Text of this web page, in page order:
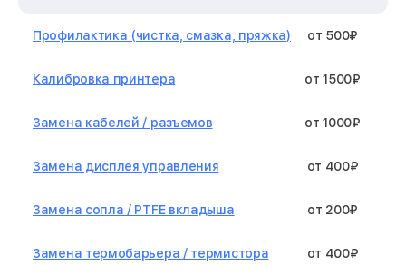
Профилактика (чистка, смазка, пряжка) от 500₽
Калибровка принтера от 1500₽
Замена кабелей / разъемов от 1000₽
Замена дисплея управления от 400₽
Замена сопла / PTFE вкладыша от 200₽
Замена термобарьера / термистора от 400₽